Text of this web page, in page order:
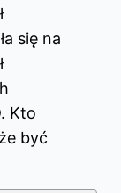
się na
Kto
być